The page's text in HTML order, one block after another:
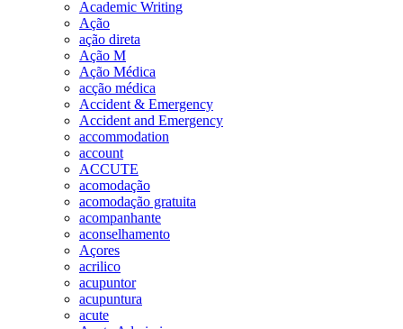
Academic Writing
Ação
ação direta
Ação M
Ação Médica
acção médica
Accident & Emergency
Accident and Emergency
accommodation
account
ACCUTE
acomodação
acomodação gratuita
acompanhante
aconselhamento
Açores
acrilico
acupuntor
acupuntura
acute